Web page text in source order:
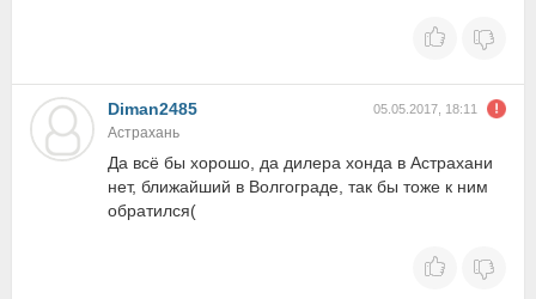
Diman2485 05.05.2017, 18:11
Астрахань
Да всё бы хорошо, да дилера хонда в Астрахани
нет, ближайший в Волгограде, так бы тоже к ним
обратился(